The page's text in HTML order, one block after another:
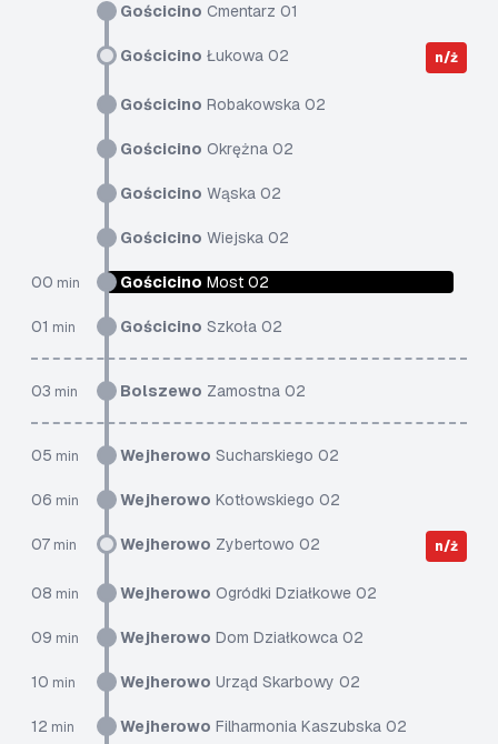
Gościcino Cmentarz 01
Gościcino Łukowa 02 n/ż
Gościcino Robakowska 02
Gościcino Okrężna 02
Gościcino Wąska 02
Gościcino Wiejska 02
00 min Gościcino Most 02
01 min Gościcino Szkoła 02
03 min Bolszewo Zamostna 02
05 min Wejherowo Sucharskiego 02
06 min Wejherowo Kotłowskiego 02
07 min Wejherowo Zybertowo 02 n/ż
08 min Wejherowo Ogródki Działkowe 02
09 min Wejherowo Dom Działkowca 02
10 min Wejherowo Urząd Skarbowy 02
12 min Wejherowo Filharmonia Kaszubska 02